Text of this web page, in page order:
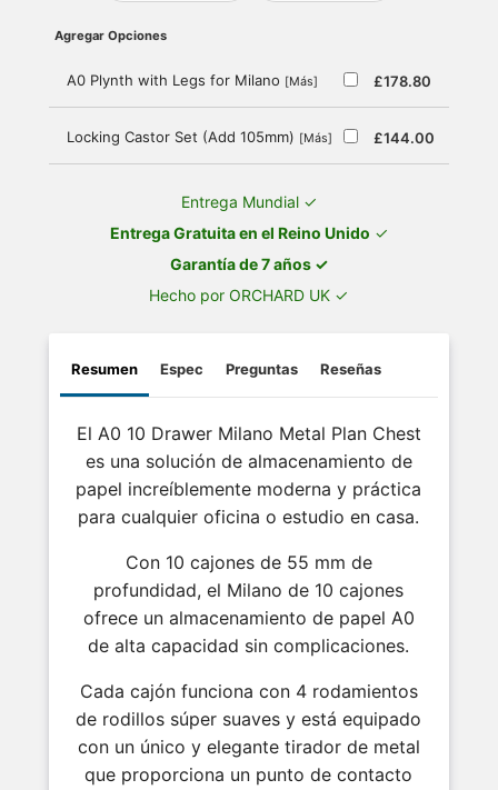
Agregar Opciones
£178.80
A0 Plynth with Legs for Milano [Más]
£144.00
Locking Castor Set (Add 105mm) [Más]
Entrega Mundial ✓
Entrega Gratuita en el Reino Unido ✓
Garantía de 7 años ✓
Hecho por ORCHARD UK ✓
Resumen Espec Preguntas Reseñas
El A0 10 Drawer Milano Metal Plan Chest
es una solución de almacenamiento de
papel increíblemente moderna y práctica
para cualquier oficina o estudio en casa.
Con 10 cajones de 55 mm de
profundidad, el Milano de 10 cajones
ofrece un almacenamiento de papel A0
de alta capacidad sin complicaciones.
Cada cajón funciona con 4 rodamientos
de rodillos súper suaves y está equipado
con un único y elegante tirador de metal
que proporciona un punto de contacto